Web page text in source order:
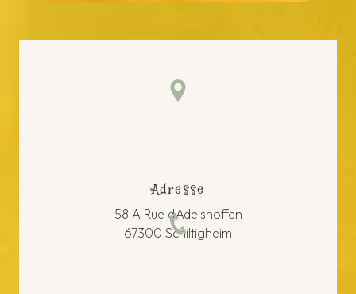
Adresse
58 A Rue d'Adelshoffen
67300 Schiltigheim